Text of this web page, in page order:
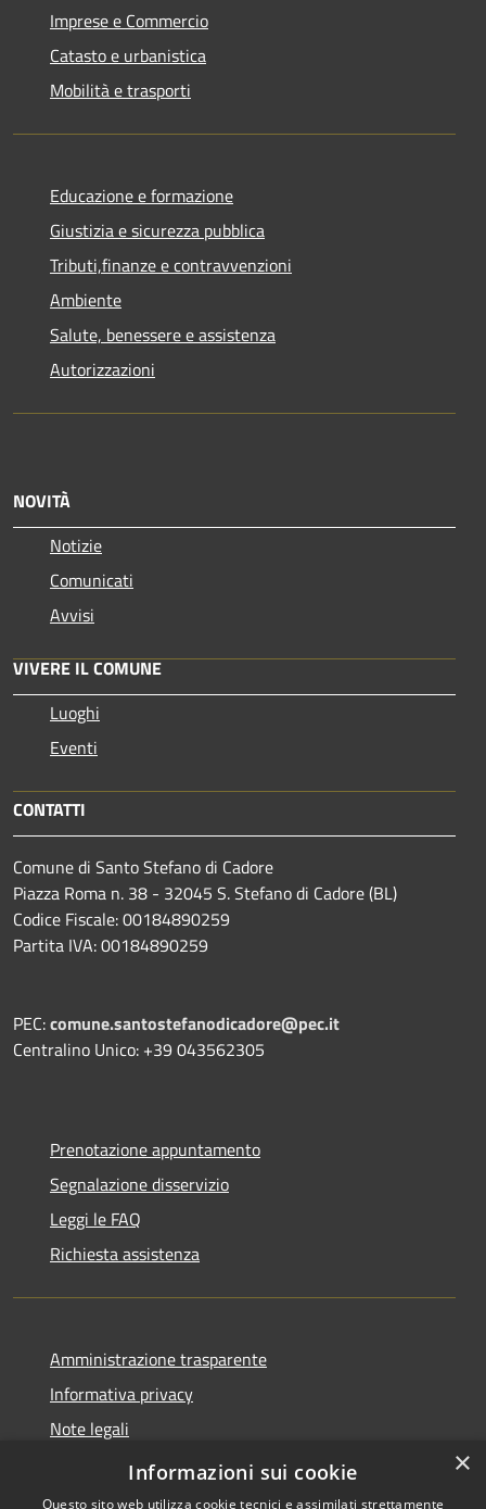
Imprese e Commercio
Catasto e urbanistica
Mobilità e trasporti
Educazione e formazione
Giustizia e sicurezza pubblica
Tributi,finanze e contravvenzioni
Ambiente
Salute, benessere e assistenza
Autorizzazioni
NOVITÀ
Notizie
Comunicati
Avvisi
VIVERE IL COMUNE
Luoghi
Eventi
CONTATTI
Comune di Santo Stefano di Cadore
Piazza Roma n. 38 - 32045 S. Stefano di Cadore (BL)
Codice Fiscale: 00184890259
Partita IVA: 00184890259
PEC:comune.santostefanodicadore@pec.it
Centralino Unico: +39 043562305
Prenotazione appuntamento
Segnalazione disservizio
Leggi le FAQ
Richiesta assistenza
Amministrazione trasparente
Informativa privacy
Note legali
Dichiarazione di accessibilità
×
Informazioni sui cookie
Questo sito web utilizza cookie tecnici e assimilati strettamente